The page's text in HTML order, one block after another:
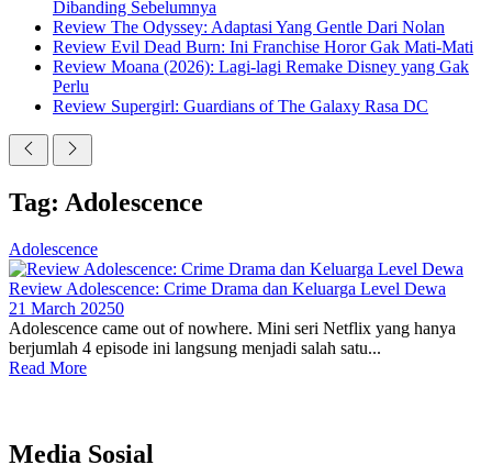
Dibanding Sebelumnya
Review The Odyssey: Adaptasi Yang Gentle Dari Nolan
Review Evil Dead Burn: Ini Franchise Horor Gak Mati-Mati
Review Moana (2026): Lagi-lagi Remake Disney yang Gak
Perlu
Review Supergirl: Guardians of The Galaxy Rasa DC
Tag: Adolescence
Adolescence
Review Adolescence: Crime Drama dan Keluarga Level Dewa
21 March 20250
Adolescence came out of nowhere. Mini seri Netflix yang hanya
berjumlah 4 episode ini langsung menjadi salah satu...
Read More
Media Sosial